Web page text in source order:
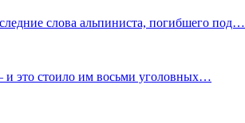
слова альпиниста, погибшего под…
и это стоило им восьми уголовных…